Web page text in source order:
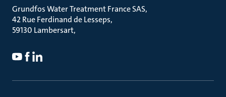
Grundfos Water Treatment France SAS
42 Rue Ferdinand de Lesseps
59130 Lambersart